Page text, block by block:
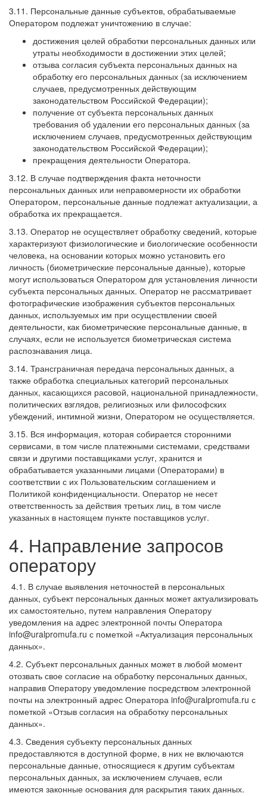
3.11. Персональные данные субъектов, обрабатываемые
Оператором подлежат уничтожению в случае:
достижения целей обработки персональных данных или
утраты необходимости в достижении этих целей;
отзыва согласия субъекта персональных данных на
обработку его персональных данных (за исключением
случаев, предусмотренных действующим
законодательством Российской Федерации);
получение от субъекта персональных данных
требования об удалении его персональных данных (за
исключением случаев, предусмотренных действующим
законодательством Российской Федерации);
прекращения деятельности Оператора.
3.12. В случае подтверждения факта неточности
персональных данных или неправомерности их обработки
Оператором, персональные данные подлежат актуализации, а
обработка их прекращается.
3.13. Оператор не осуществляет обработку сведений, которые
характеризуют физиологические и биологические особенности
человека, на основании которых можно установить его
личность (биометрические персональные данные), которые
могут использоваться Оператором для установления личности
субъекта персональных данных. Оператор не рассматривает
фотографические изображения субъектов персональных
данных, используемых им при осуществлении своей
деятельности, как биометрические персональные данные, в
случаях, если не используется биометрическая система
распознавания лица.
3.14. Трансграничная передача персональных данных, а
также обработка специальных категорий персональных
данных, касающихся расовой, национальной принадлежности,
политических взглядов, религиозных или философских
убеждений, интимной жизни, Оператором не осуществляется.
3.15. Вся информация, которая собирается сторонними
сервисами, в том числе платежными системами, средствами
связи и другими поставщиками услуг, хранится и
обрабатывается указанными лицами (Операторами) в
соответствии с их Пользовательским соглашением и
Политикой конфиденциальности. Оператор не несет
ответственность за действия третьих лиц, в том числе
указанных в настоящем пункте поставщиков услуг.
4. Направление запросов
оператору
4.1. В случае выявления неточностей в персональных
данных, субъект персональных данных может актуализировать
их самостоятельно, путем направления Оператору
уведомления на адрес электронной почты Оператора
info@uralpromufa.ru с пометкой «Актуализация персональных
данных».
4.2. Субъект персональных данных может в любой момент
отозвать свое согласие на обработку персональных данных,
направив Оператору уведомление посредством электронной
почты на электронный адрес Оператора info@uralpromufa.ru с
пометкой «Отзыв согласия на обработку персональных
данных».
4.3. Сведения субъекту персональных данных
предоставляются в доступной форме, в них не включаются
персональные данные, относящиеся к другим субъектам
персональных данных, за исключением случаев, если
имеются законные основания для раскрытия таких данных.